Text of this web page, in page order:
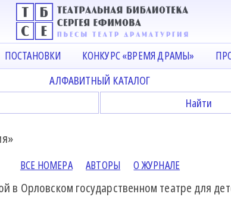
ПОСТАНОВКИ КОНКУРС «ВРЕМЯ ДРАМЫ»
АЛФАВИТНЫЙ КАТАЛОГ
ВСЕ НОМЕРА АВТОРЫ О ЖУРНАЛЕ
в Орловском государственном театре для